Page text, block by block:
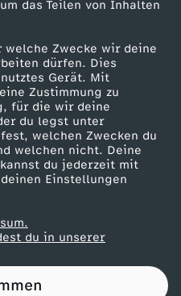
das Teilen von Inhalten
Zwecke wir deine
dürfen. Dies
Gerät. Mit
Zustimmung zu
für die wir deine
du legst unter
welchen Zwecken du
welchen nicht. Deine
du jederzeit mit
Einstellungen
du in unserer